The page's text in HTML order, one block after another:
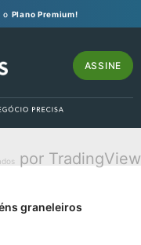
o Plano Premium!
ASSINE
por TradingView
graneleiros